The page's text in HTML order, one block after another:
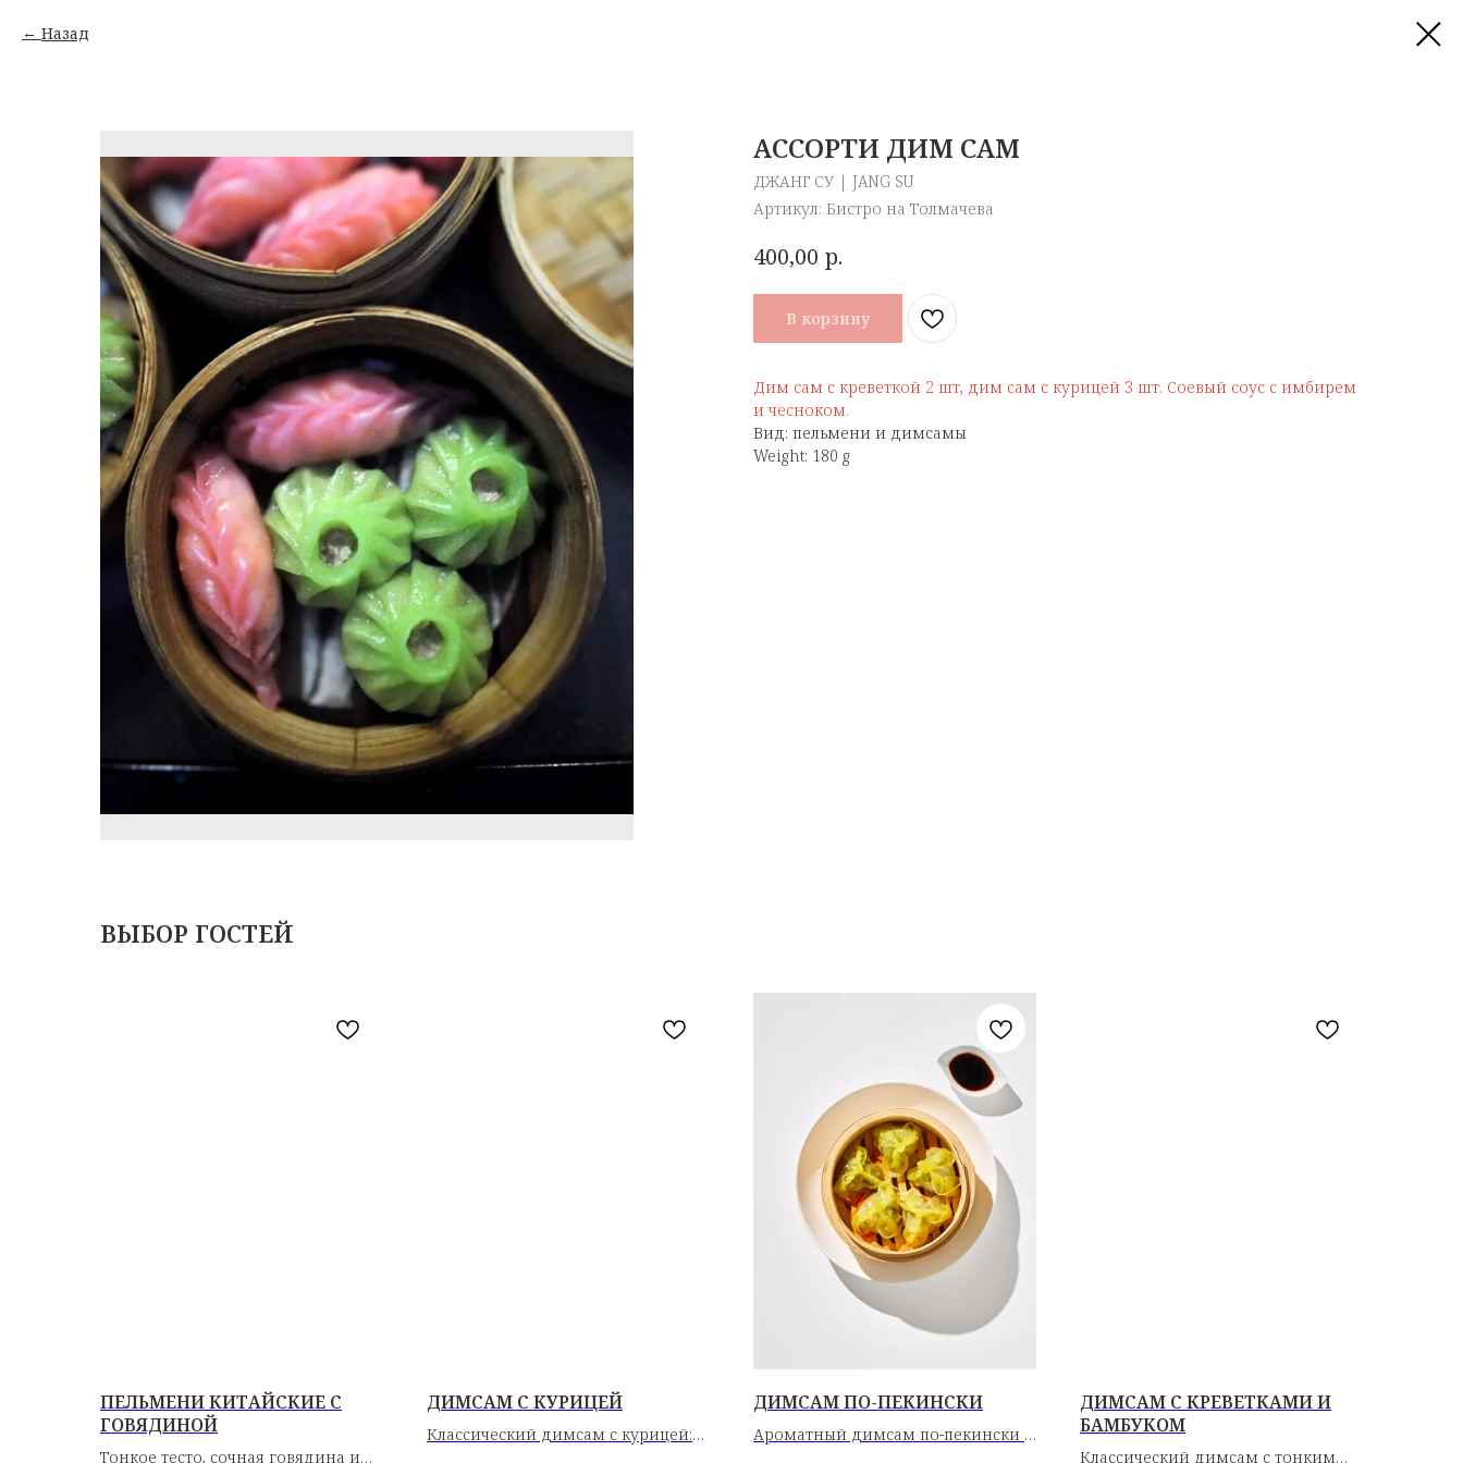
Назад
АССОРТИ ДИМ САМ
ДЖАНГ СУ | JANG SU
Артикул: Бистро на Толмачева
400,00 р.
В корзину
Дим сам с креветкой 2 шт, дим сам с курицей 3 шт. Соевый соус с имбирем
и чесноком.
Вид: пельмени и димсамы
Weight: 180 g
ВЫБОР ГОСТЕЙ
ПЕЛЬМЕНИ КИТАЙСКИЕ С
ГОВЯДИНОЙ
Тонкое тесто, сочная говядина и
ДИМСАМ С КУРИЦЕЙ
Классический димсам с курицей:
ДИМСАМ ПО-ПЕКИНСКИ
Ароматный димсам по-пекински с
ДИМСАМ С КРЕВЕТКАМИ И
БАМБУКОМ
Классический димсам с тонким